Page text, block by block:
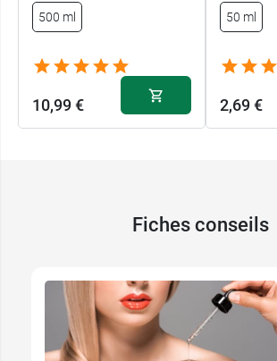
500 ml
10,99 €
50 ml
2,69 €
Fiches conseils